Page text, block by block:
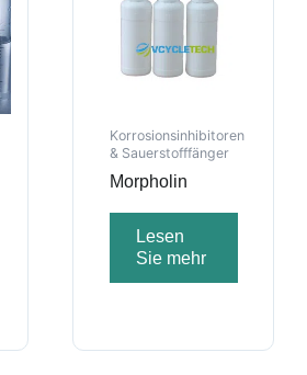
Korrosionsinhibitoren
& Sauerstofffänger
Morpholin
Lesen
Sie mehr